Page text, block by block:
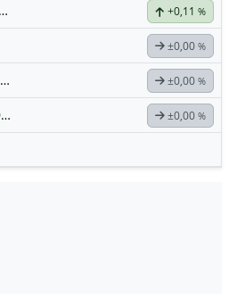
+0,11 %
±0,00 %
HELLOFRESH SE INH O.N. ±0,00 %
DRONESHIELD LTDHauptdiskussion ±0,00 %